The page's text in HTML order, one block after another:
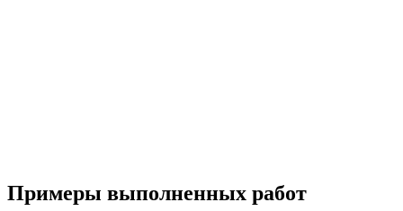
Примеры выполненных работ